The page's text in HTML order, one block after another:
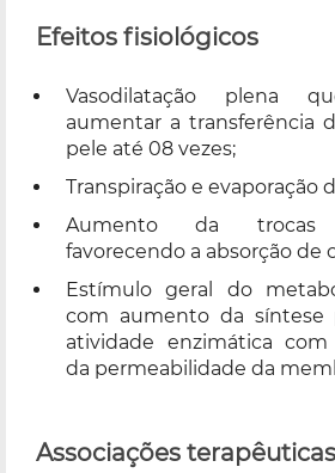
Efeitos fisiológicos
Vasodilatação plena
aumentar a transferência
pele até 08 vezes;
Transpiração e evaporação
Aumento da trocas
favorecendo a absorção de
Estímulo geral do
com aumento da síntese
atividade enzimática com
da permeabilidade da
Associações terapêuticas